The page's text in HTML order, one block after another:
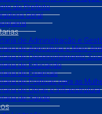
do Prefeito
Geral
de Administração e
de Agricultura e Meio
de Desenvolvimento
de Educação
de Finanças
de Políticas para as
de Obras e Infraestrutura
de Saúde